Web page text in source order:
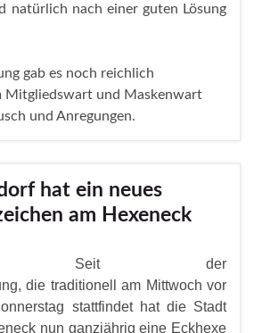
natürlich nach einer guten Lösung
gab es noch reichlich
Mitgliedswart und Maskenwart
und Anregungen.
hat ein neues
am Hexeneck
Seit der
die traditionell am Mittwoch vor
stattfindet hat die Stadt
nun ganzjährig eine Eckhexe